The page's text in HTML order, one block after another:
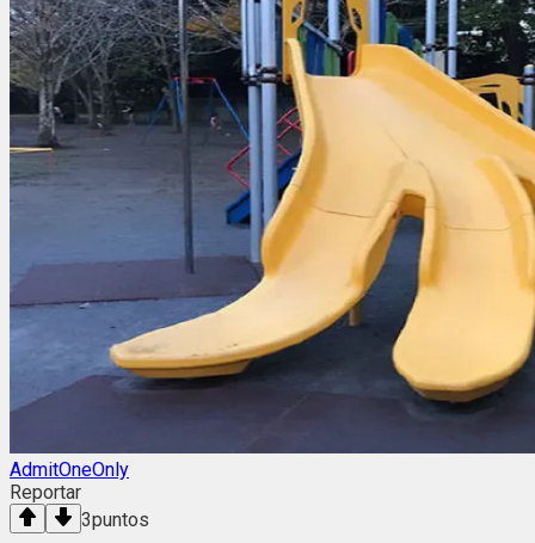
AdmitOneOnly
Reportar
3puntos